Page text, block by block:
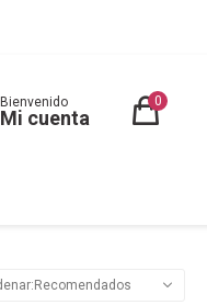
0
Recomendados